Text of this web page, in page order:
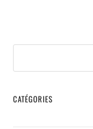
CATÉGORIES